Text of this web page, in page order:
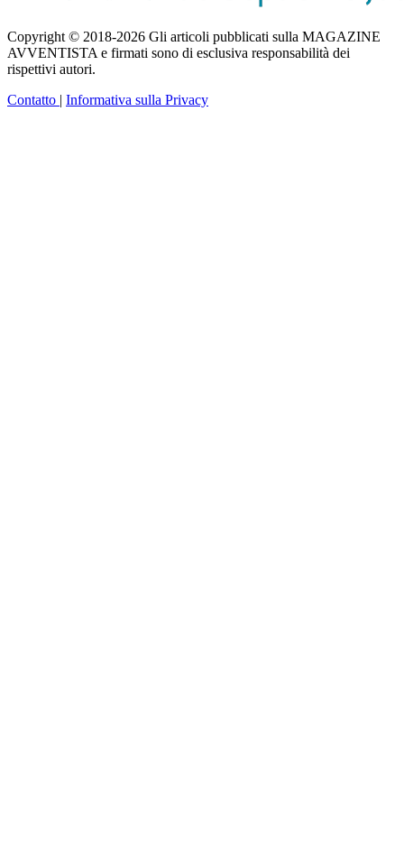
Copyright © 2018-2026 Gli articoli pubblicati sulla MAGAZINE
AVVENTISTA e firmati sono di esclusiva responsabilità dei
rispettivi autori.
Contatto | Informativa sulla Privacy